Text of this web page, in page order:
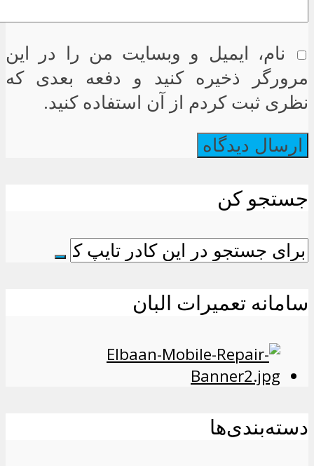
نام، ایمیل و وبسایت من را در این
مرورگر ذخیره کنید و دفعه بعدی که
نظری ثبت کردم از آن استفاده کنید.
جستجو کن
سامانه تعمیرات البان
دسته‌بندی‌ها